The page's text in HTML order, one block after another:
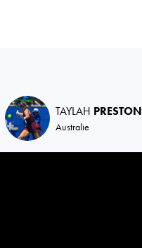
TAYLAH PRESTON
Australie